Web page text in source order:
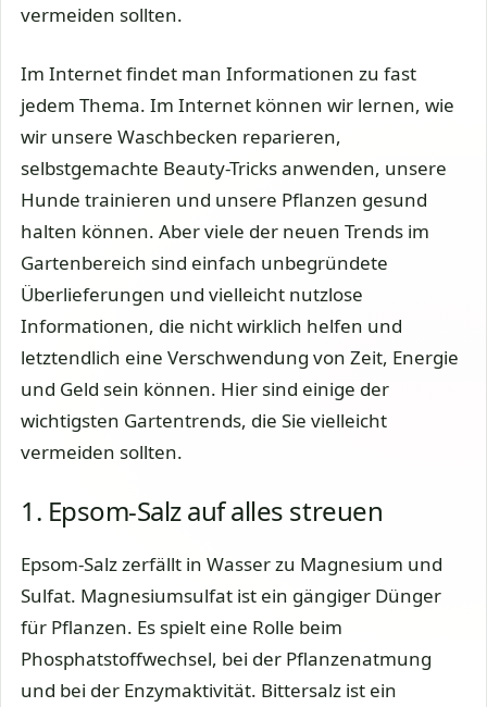
vermeiden sollten.
Im Internet findet man Informationen zu fast
jedem Thema. Im Internet können wir lernen, wie
wir unsere Waschbecken reparieren,
selbstgemachte Beauty-Tricks anwenden, unsere
Hunde trainieren und unsere Pflanzen gesund
halten können. Aber viele der neuen Trends im
Gartenbereich sind einfach unbegründete
Überlieferungen und vielleicht nutzlose
Informationen, die nicht wirklich helfen und
letztendlich eine Verschwendung von Zeit, Energie
und Geld sein können. Hier sind einige der
wichtigsten Gartentrends, die Sie vielleicht
vermeiden sollten.
1. Epsom-Salz auf alles streuen
Epsom-Salz zerfällt in Wasser zu Magnesium und
Sulfat. Magnesiumsulfat ist ein gängiger Dünger
für Pflanzen. Es spielt eine Rolle beim
Phosphatstoffwechsel, bei der Pflanzenatmung
und bei der Enzymaktivität. Bittersalz ist ein